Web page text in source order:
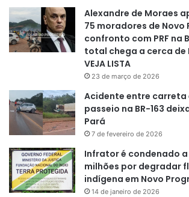
Alexandre de Moraes
75 moradores de Novo
confronto com PRF na
total chega a cerca de
VEJA LISTA
23 de março de 2026
Acidente entre carreta
passeio na BR-163
Pará
7 de fevereiro de 2026
Infrator é condenado a
milhões por degradar
indígena em Novo
14 de janeiro de 2026